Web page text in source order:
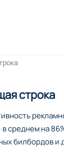
строка
в среднем на
билбордов и